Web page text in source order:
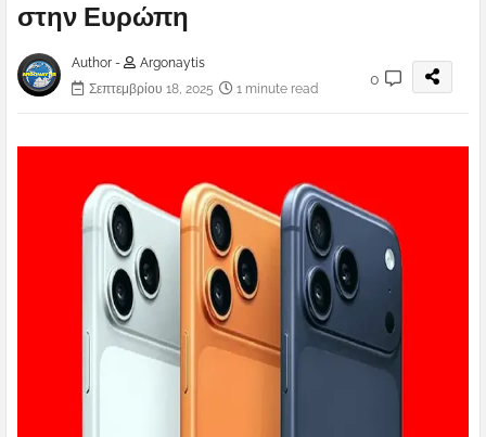
στην Ευρώπη
Author -
Argonaytis
Σεπτεμβρίου 18, 2025
1 minute read
0